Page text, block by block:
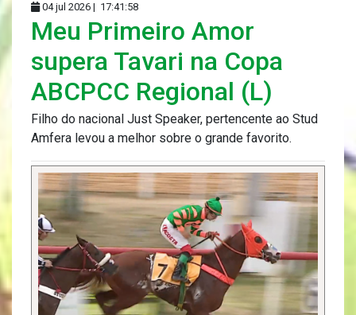
04 jul 2026 | 17:41:58
Meu Primeiro Amor
supera Tavari na Copa
ABCPCC Regional (L)
Filho do nacional Just Speaker, pertencente ao Stud
Amfera levou a melhor sobre o grande favorito.